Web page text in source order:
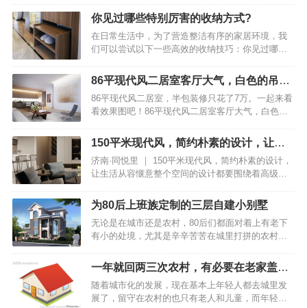
活态度上和对家具的选择上。就比如同样是睡觉的
卧室，爸妈他们对卧室的理解是：无论哪个卧室，
都必须要有一个双人床和一个标准的衣柜，不然能
叫卧室？越来越多人不在卧室放“双人床”了？学学广
东人的做法，美观实用年轻人则不同，他们认为卧
室虽然是用来睡觉的，但不能只用来睡觉，能融入
都使用千篇一律的双人床，只要能躺下睡个好觉，
就是好床，就…
你见过哪些特别厉害的收纳方式?
在日常生活中，为了营造整洁有序的家居环境，我
们可以尝试以下一些高效的收纳技巧：你见过哪些
洁，建议安装一个顶天立地的鞋柜，这样可以将换
季鞋子和当季常穿的鞋子有序地分开存放。你见过
哪些特别厉害的收纳方式？飘窗利用如果你家拥有
飘窗，不妨将其改造成一个实用的收纳柜或书桌，
既能节省空间，又能增添家居的功能性。你见过哪
些特别厉害的收纳方式？客厅收纳在客厅中放置一
让家居摆放显得更加丰富多彩。你见过哪些特别厉
害的收纳方式？垂直…
86平现代风二居室客厅大气，白色的吊顶
展现出十足的禅意
86平现代风二居室，半包装修只花了7万。一起来看
看效果图吧！86平现代风二居室客厅大气，白色的
立面,跳跃明快的色彩。86平现代风二居室客厅大
气，白色的吊顶展现出十足的禅意客厅整体采用白
色为主，显得干净整洁，白色沙发上的各式各样的
抱枕、非常的有活力。86平现代风二居室客厅大
气，白色的吊顶展现出十足的禅意客厅给人一种强
大的气场，白色的吊顶展现出十足的禅意。让一切
代风二居室客厅大气，白色的吊顶展现出十足的禅
意客…
150平米现代风，简约朴素的设计，让生
活从容惬意
济南·同悦里 ｜ 150平米现代风，简约朴素的设计，
让生活从容惬意整个空间的设计都要围绕着高级和
属座椅和绒面麂皮搭配，还是高脚凳在空间中的广
泛利用，将雾化壁炉也很好的融入进去。家具多以
实木和岩板为主，暗色调的空间来突出一个沉稳大
气的奢华空间，屋主是一个生意人，希望在有客人
来时，可以体现一种沉稳大气的高级感，比较自如
的去畅谈生意，所以动静分区一定要明显。——一
之弦Tactile tex…
为80后上班族定制的三层自建小别墅
无论是在城市还是农村，80后们都面对着上有老下
有小的处境，尤其是辛辛苦苦在城里打拼的农村
子，把父母、孩子、夫妻俩全可以住的下实在有点
难，所以不少人都会选择在老家再盖一栋小别墅，
一来父母养老居住方便，二来趁着政策还允许，在
老家把宅基地先占着，或者以后等老了给自己养老
一年就回两三次农村，有必要在老家盖新
房子吗
随着城市化的发展，现在基本上年轻人都去城里发
展了，留守在农村的也只有老人和儿童，而年轻人